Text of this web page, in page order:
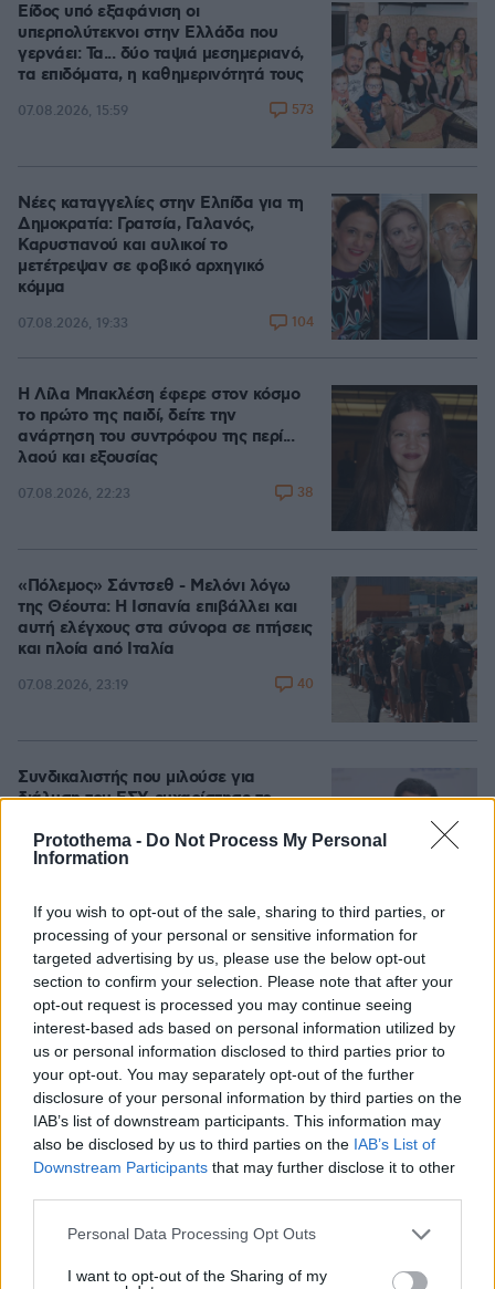
Protothema - Do Not Process My Personal
Information
If you wish to opt-out of the sale, sharing to third parties, or
processing of your personal or sensitive information for
targeted advertising by us, please use the below opt-out
section to confirm your selection. Please note that after your
opt-out request is processed you may continue seeing
interest-based ads based on personal information utilized by
us or personal information disclosed to third parties prior to
your opt-out. You may separately opt-out of the further
disclosure of your personal information by third parties on the
IAB’s list of downstream participants. This information may
also be disclosed by us to third parties on the IAB’s List of
Downstream Participants that may further disclose it to other
Please note that this website/app uses one or more Google
not limited to your visit or usage behaviour. You may click to
Personal Data Processing Opt Outs
I want to opt-out of the Sharing of my
Είδος υπό εξαφάνιση οι
υπερπολύτεκνοι στην Ελλάδα που
γερνάει: Τα... δύο ταψιά μεσημεριανό,
τα επιδόματα, η καθημερινότητά τους
07.08.2026, 15:59 573
Νέες καταγγελίες στην Ελπίδα για τη
Δημοκρατία: Γρατσία, Γαλανός,
Καρυστιανού και αυλικοί το
μετέτρεψαν σε φοβικό αρχηγικό
κόμμα
07.08.2026, 19:33 104
Η Λίλα Μπακλέση έφερε στον κόσμο
το πρώτο της παιδί, δείτε την
ανάρτηση του συντρόφου της περί...
λαού και εξουσίας
07.08.2026, 22:23 38
«Πόλεμος» Σάντσεθ - Μελόνι λόγω
της Θέουτα: Η Ισπανία επιβάλλει και
αυτή ελέγχους στα σύνορα σε πτήσεις
και πλοία από Ιταλία
07.08.2026, 23:19 40
Συνδικαλιστής που μιλούσε για
διάλυση του ΕΣΥ, ευχαρίστησε το
Γεωργιάδης: Το κατακρίνουν μέχρι να
το χρειαστούν οι ίδιοι
Games
Northern Heights